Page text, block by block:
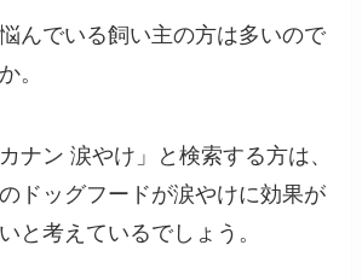
んでいる飼い主の方は多いので
。
ナン 涙やけ」と検索する方は、
ドッグフードが涙やけに効果が
と考えているでしょう。